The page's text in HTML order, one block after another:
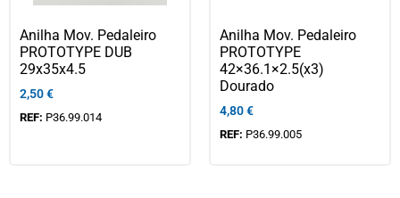
Anilha Mov. Pedaleiro
PROTOTYPE DUB
29x35x4.5
2,50€
REF: P36.99.014
Anilha Mov. Pedaleiro
PROTOTYPE
42×36.1×2.5(x3)
Dourado
4,80€
REF: P36.99.005